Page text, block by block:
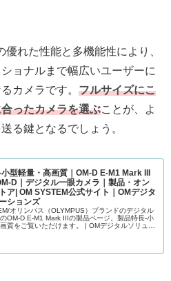
れた性能と多機能性により、
ョナルまで幅広いユーザーに
カメラです。 フルサイズにこ
ったカメラを選ぶことが、よ
る鍵となるでしょう。
型軽量・高画質｜OM-D E-M1 Mark III
D｜デジタル一眼カメラ｜製品・オン
ア| OM SYSTEM公式サイト｜OMデジタ
ションズ
オリンパス（OLYMPUS）ブランドのデジタル
OM-D E-M1 Mark IIIの製品ページ。製品特長-小
質をご覧いただけます。 | OMデジタルソリュー